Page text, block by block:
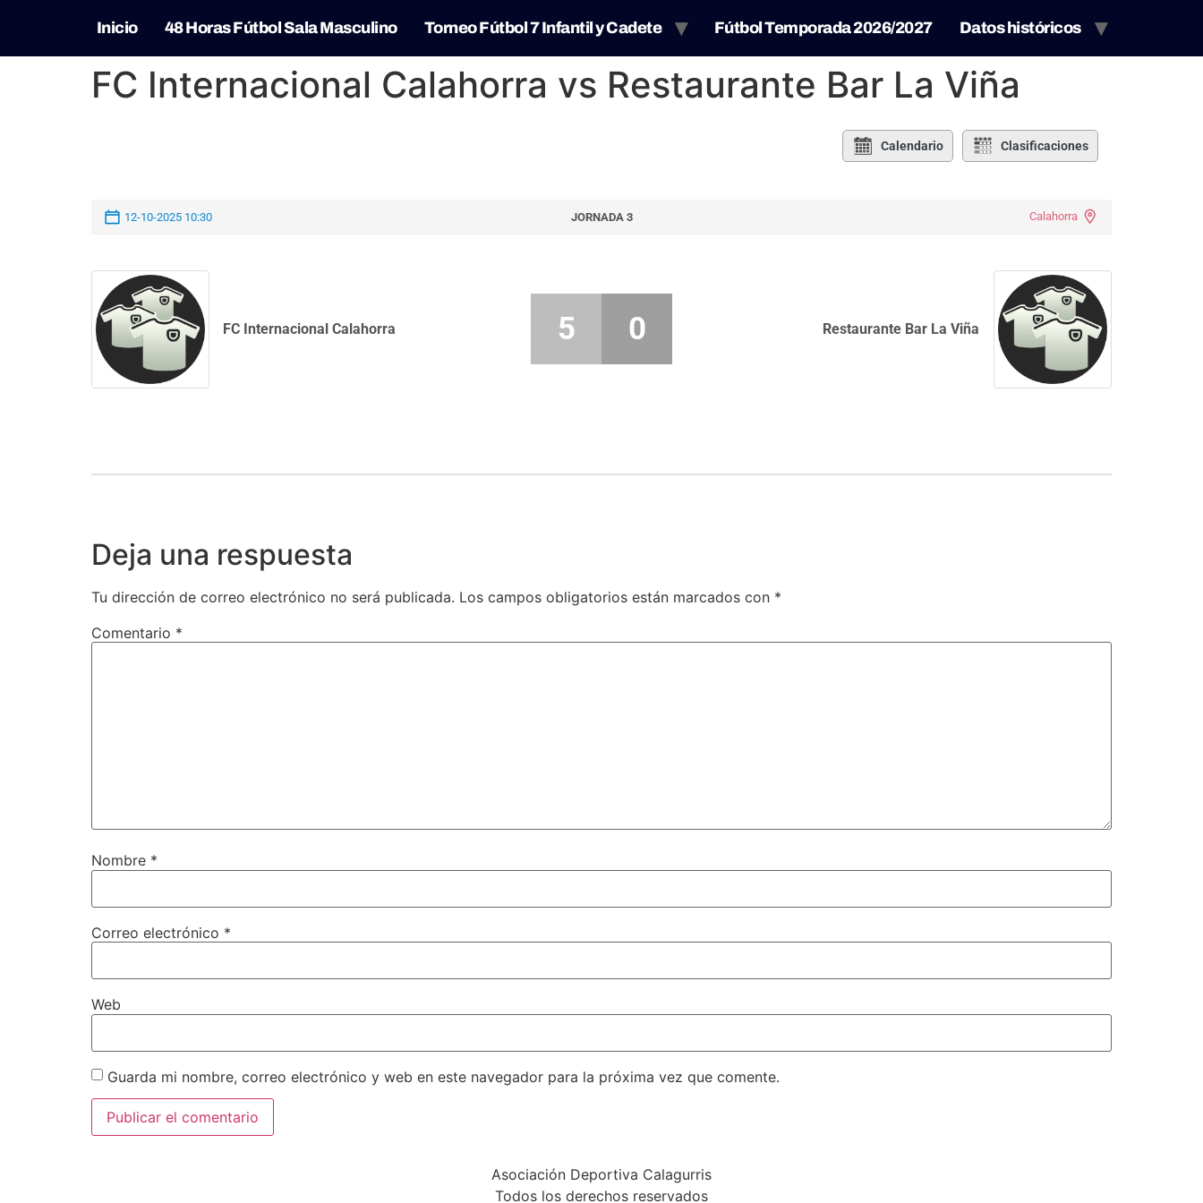
Inicio 48 Horas Fútbol Sala Masculino Torneo Fútbol 7 Infantil y Cadete Fútbol Temporada 2026/2027 Datos históricos
FC Internacional Calahorra vs Restaurante Bar La Viña
Calendario Clasificaciones
12-10-2025 10:30 JORNADA 3 Calahorra
FC Internacional Calahorra Restaurante Bar La Viña
5 0
Deja una respuesta
Tu dirección de correo electrónico no será publicada. Los campos obligatorios están marcados con *
Comentario *
Nombre *
Correo electrónico *
Web
Guarda mi nombre, correo electrónico y web en este navegador para la próxima vez que comente.
Asociación Deportiva Calagurris
Todos los derechos reservados